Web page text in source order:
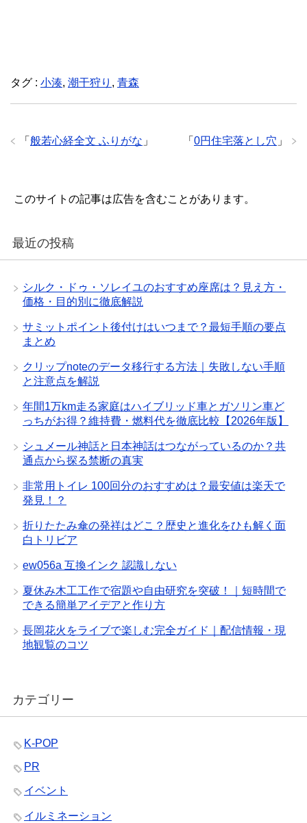
タグ : 小湊, 潮干狩り , 青森
「 0円住宅落とし穴 」
「 般若心経全文 ふりがな 」
このサイトの記事は広告を含むことがあります。
最近の投稿
シルク・ドゥ・ソレイユのおすすめ座席は？見え方・
価格・目的別に徹底解説
サミットポイント後付けはいつまで？最短手順の要点
まとめ
クリップnoteのデータ移行する方法｜失敗しない手順
と注意点を解説
年間1万km走る家庭はハイブリッド車とガソリン車ど
っちがお得？維持費・燃料代を徹底比較【2026年版】
シュメール神話と日本神話はつながっているのか？共
通点から探る禁断の真実
非常用トイレ 100回分のおすすめは？最安値は楽天で
発見！？
折りたたみ傘の発祥はどこ？歴史と進化をひも解く面
白トリビア
ew056a 互換インク 認識しない
夏休み木工工作で宿題や自由研究を突破！｜短時間で
できる簡単アイデアと作り方
長岡花火をライブで楽しむ完全ガイド｜配信情報・現
地観覧のコツ
カテゴリー
K-POP
PR
イベント
イルミネーション